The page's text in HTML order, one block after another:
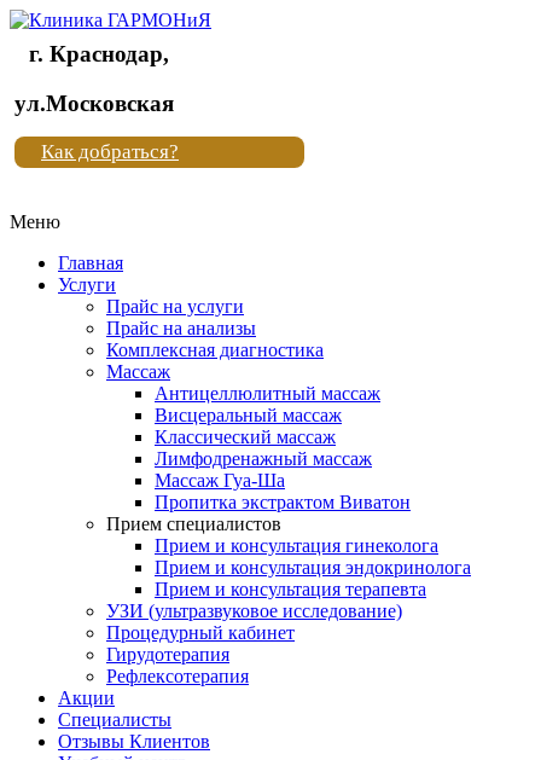
Клиника
"Новая
жизнь"
Клиника
жизнь"
г. Краснодар,
ул.Московская
Как добраться?
Меню
Главная
Услуги
Прайс на услуги
Прайс на анализы
Комплексная диагностика
Массаж
Антицеллюлитный массаж
Висцеральный массаж
Классический массаж
Лимфодренажный массаж
Массаж Гуа-Ша
Пропитка экстрактом Виватон
Прием специалистов
Прием и консультация гинеколога
Прием и консультация эндокринолога
Прием и консультация терапевта
УЗИ (ультразвуковое исследование)
Процедурный кабинет
Гирудотерапия
Рефлексотерапия
Акции
Специалисты
Отзывы Клиентов